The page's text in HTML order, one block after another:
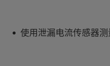
使用泄漏电流传感器